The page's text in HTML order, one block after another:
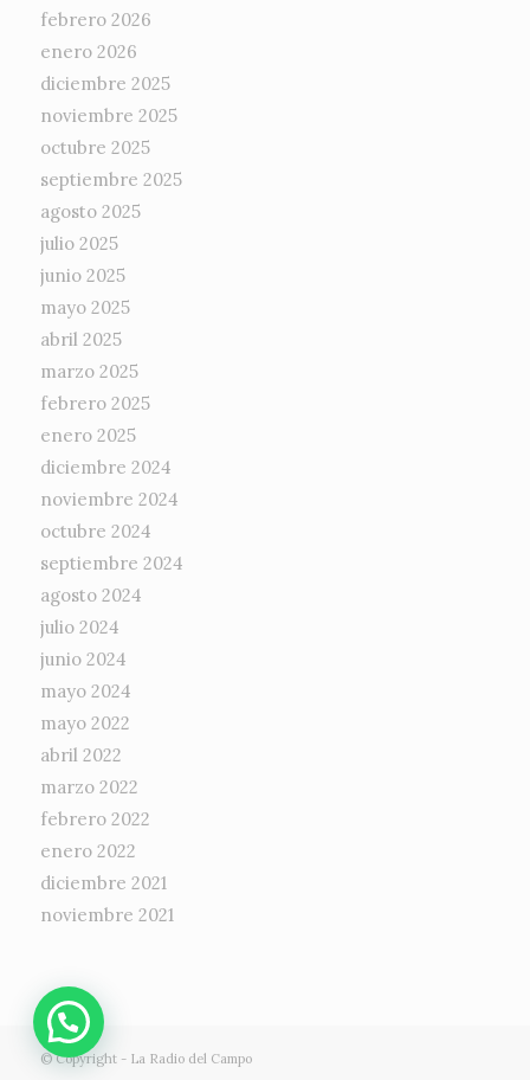
febrero 2026
enero 2026
diciembre 2025
noviembre 2025
octubre 2025
septiembre 2025
agosto 2025
julio 2025
junio 2025
mayo 2025
abril 2025
marzo 2025
febrero 2025
enero 2025
diciembre 2024
noviembre 2024
octubre 2024
septiembre 2024
agosto 2024
julio 2024
junio 2024
mayo 2024
mayo 2022
abril 2022
marzo 2022
febrero 2022
enero 2022
diciembre 2021
noviembre 2021
© Copyright - La Radio del Campo